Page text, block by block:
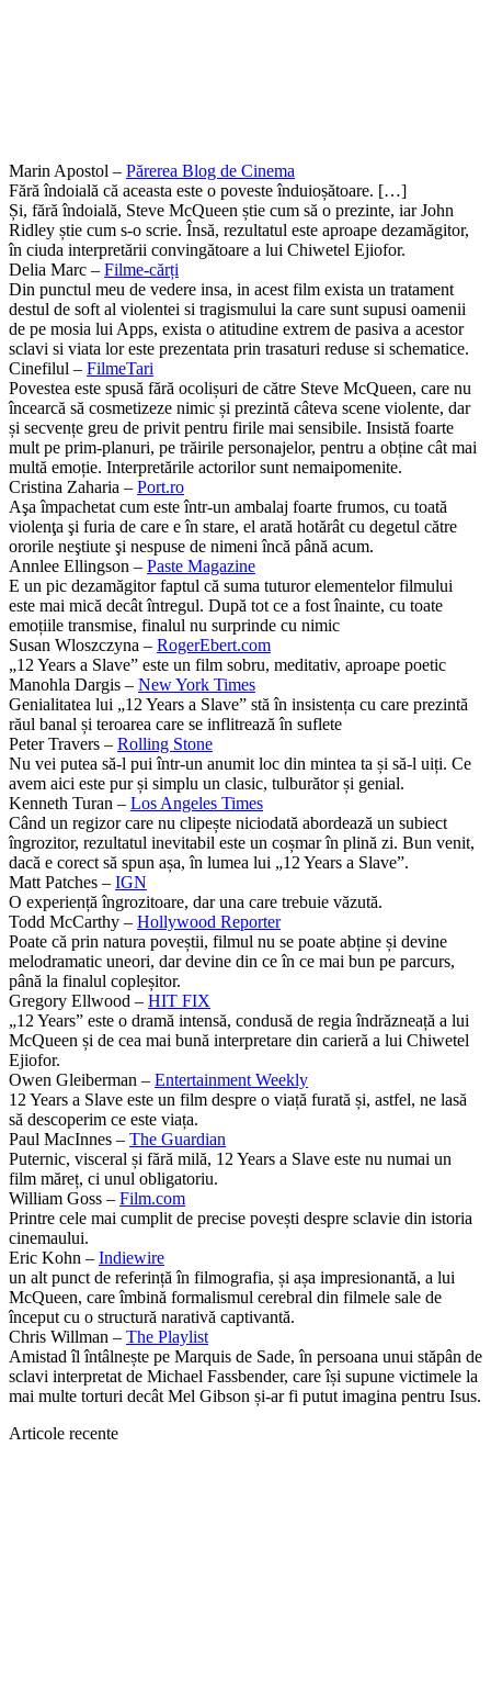
Marin Apostol – Părerea Blog de Cinema
Fără îndoială că aceasta este o poveste înduioșătoare. […]
Și, fără îndoială, Steve McQueen știe cum să o prezinte, iar John
Ridley știe cum s-o scrie. Însă, rezultatul este aproape dezamăgitor,
în ciuda interpretării convingătoare a lui Chiwetel Ejiofor.
Delia Marc – Filme-cărți
Din punctul meu de vedere insa, in acest film exista un tratament
destul de soft al violentei si tragismului la care sunt supusi oamenii
de pe mosia lui Apps, exista o atitudine extrem de pasiva a acestor
sclavi si viata lor este prezentata prin trasaturi reduse si schematice.
Cinefilul – FilmeTari
Povestea este spusă fără ocolișuri de către Steve McQueen, care nu
încearcă să cosmetizeze nimic și prezintă câteva scene violente, dar
și secvențe greu de privit pentru firile mai sensibile. Insistă foarte
mult pe prim-planuri, pe trăirile personajelor, pentru a obține cât mai
multă emoție. Interpretările actorilor sunt nemaipomenite.
Cristina Zaharia – Port.ro
Aşa împachetat cum este într-un ambalaj foarte frumos, cu toată
violenţa şi furia de care e în stare, el arată hotărât cu degetul către
ororile neştiute şi nespuse de nimeni încă până acum.
Annlee Ellingson – Paste Magazine
E un pic dezamăgitor faptul că suma tuturor elementelor filmului
este mai mică decât întregul. După tot ce a fost înainte, cu toate
emoțiile transmise, finalul nu surprinde cu nimic
Susan Wloszczyna – RogerEbert.com
„12 Years a Slave” este un film sobru, meditativ, aproape poetic
Manohla Dargis – New York Times
Genialitatea lui „12 Years a Slave” stă în insistența cu care prezintă
răul banal și teroarea care se inflitrează în suflete
Peter Travers – Rolling Stone
Nu vei putea să-l pui într-un anumit loc din mintea ta și să-l uiți. Ce
avem aici este pur și simplu un clasic, tulburător și genial.
Kenneth Turan – Los Angeles Times
Când un regizor care nu clipește niciodată abordează un subiect
îngrozitor, rezultatul inevitabil este un coșmar în plină zi. Bun venit,
dacă e corect să spun așa, în lumea lui „12 Years a Slave”.
Matt Patches – IGN
O experiență îngrozitoare, dar una care trebuie văzută.
Todd McCarthy – Hollywood Reporter
Poate că prin natura poveștii, filmul nu se poate abține și devine
melodramatic uneori, dar devine din ce în ce mai bun pe parcurs,
până la finalul copleșitor.
Gregory Ellwood – HIT FIX
„12 Years” este o dramă intensă, condusă de regia îndrăzneață a lui
McQueen și de cea mai bună interpretare din carieră a lui Chiwetel
Ejiofor.
Owen Gleiberman – Entertainment Weekly
12 Years a Slave este un film despre o viață furată și, astfel, ne lasă
să descoperim ce este viața.
Paul MacInnes – The Guardian
Puternic, visceral și fără milă, 12 Years a Slave este nu numai un
film măreț, ci unul obligatoriu.
William Goss – Film.com
Printre cele mai cumplit de precise povești despre sclavie din istoria
cinemaului.
Eric Kohn – Indiewire
un alt punct de referință în filmografia, și așa impresionantă, a lui
McQueen, care îmbină formalismul cerebral din filmele sale de
început cu o structură narativă captivantă.
Chris Willman – The Playlist
Amistad îl întâlnește pe Marquis de Sade, în persoana unui stăpân de
sclavi interpretat de Michael Fassbender, care își supune victimele la
mai multe torturi decât Mel Gibson și-ar fi putut imagina pentru Isus.
Articole recente